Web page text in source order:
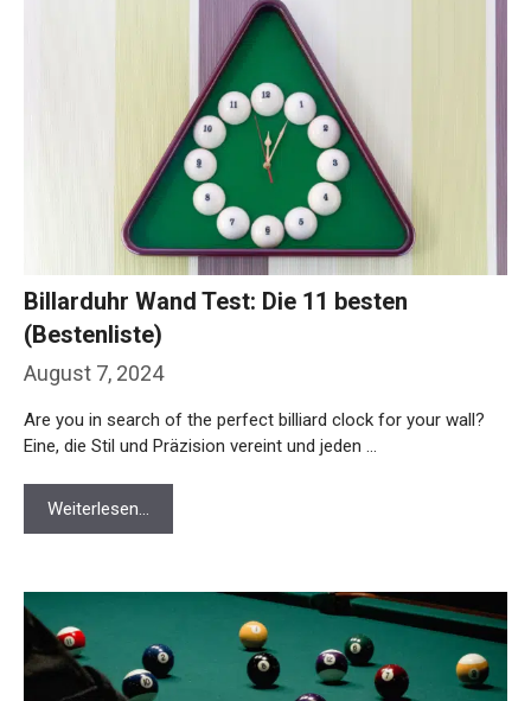
August 7, 2024
Billarduhr Wand Test: Die 11 besten
(Bestenliste)
Eine, die Stil und Präzision vereint und jeden …
Weiterlesen…